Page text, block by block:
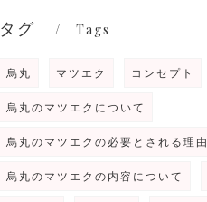
タグ Tags
烏丸 マツエク コンセプト
烏丸のマツエクについて
烏丸のマツエクの必要とされる理由
烏丸のマツエクの内容について